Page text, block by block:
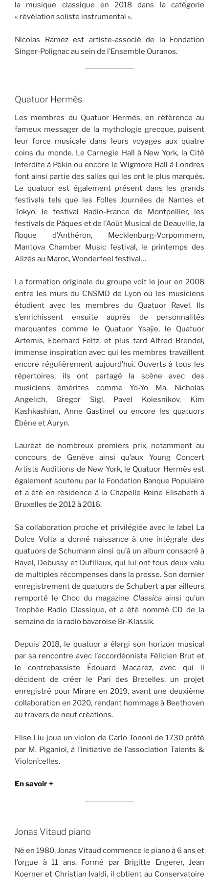
la musique classique en 2018 dans la catégorie
« révélation soliste instrumental ».
Nicolas Ramez est artiste-associé de la Fondation
Singer-Polignac au sein de l’Ensemble Ouranos.
Quatuor Hermès
Les membres du Quatuor Hermès, en référence au
fameux messager de la mythologie grecque, puisent
leur force musicale dans leurs voyages aux quatre
coins du monde. Le Carnegie Hall à New York, la Cité
Interdite à Pékin ou encore le Wigmore Hall à Londres
font ainsi partie des salles qui les ont le plus marqués.
Le quatuor est également présent dans les grands
festivals tels que les Folles Journées de Nantes et
Tokyo, le festival Radio-France de Montpellier, les
festivals de Pâques et de l’Août Musical de Deauville, la
Roque d’Anthéron, Mecklenburg-Vorpommern,
Mantova Chamber Music festival, le printemps des
Alizés au Maroc, Wonderfeel festival…
La formation originale du groupe voit le jour en 2008
entre les murs du CNSMD de Lyon où les musiciens
étudient avec les membres du Quatuor Ravel. Ils
s’enrichissent ensuite auprès de personnalités
marquantes comme le Quatuor Ysaÿe, le Quatuor
Artemis, Eberhard Feltz, et plus tard Alfred Brendel,
immense inspiration avec qui les membres travaillent
encore régulièrement aujourd’hui. Ouverts à tous les
répertoires, ils ont partagé la scène avec des
musiciens émérites comme Yo-Yo Ma, Nicholas
Angelich, Gregor Sigl, Pavel Kolesnikov, Kim
Kashkashian, Anne Gastinel ou encore les quatuors
Ébène et Auryn.
Lauréat de nombreux premiers prix, notamment au
concours de Genève ainsi qu’aux Young Concert
Artists Auditions de New York, le Quatuor Hermès est
également soutenu par la Fondation Banque Populaire
et a été en résidence à la Chapelle Reine Elisabeth à
Bruxelles de 2012 à 2016.
Sa collaboration proche et privilégiée avec le label La
Dolce Volta a donné naissance à une intégrale des
quatuors de Schumann ainsi qu’à un album consacré à
Ravel, Debussy et Dutilleux, qui lui ont tous deux valu
de multiples récompenses dans la presse. Son dernier
enregistrement de quatuors de Schubert a par ailleurs
remporté le Choc du magazine Classicaainsi qu’un
Trophée Radio Classique, et a été nommé CD de la
semaine de la radio bavaroise Br-Klassik.
Depuis 2018, le quatuor a élargi son horizon musical
par sa rencontre avec l’accordéoniste Félicien Brut et
le contrebassiste Édouard Macarez, avec qui il
décident de créer le Pari des Bretelles, un projet
enregistré pour Mirare en 2019, avant une deuxième
collaboration en 2020, rendant hommage à Beethoven
au travers de neuf créations.
Elise Liu joue un violon de Carlo Tononi de 1730 prêté
par M. Piganiol, à l’initiative de l’association Talents &
Violon’celles.
En savoir +
Jonas Vitaud piano
Né en 1980, Jonas Vitaud commence le piano à 6 ans et
l’orgue à 11 ans. Formé par Brigitte Engerer, Jean
Koerner et Christian Ivaldi, il obtient au Conservatoire